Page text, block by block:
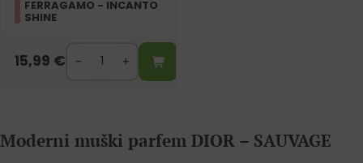
FERRAGAMO - INCANTO
SHINE
15,99 €
Moderni muški parfem DIOR – SAUVAGE